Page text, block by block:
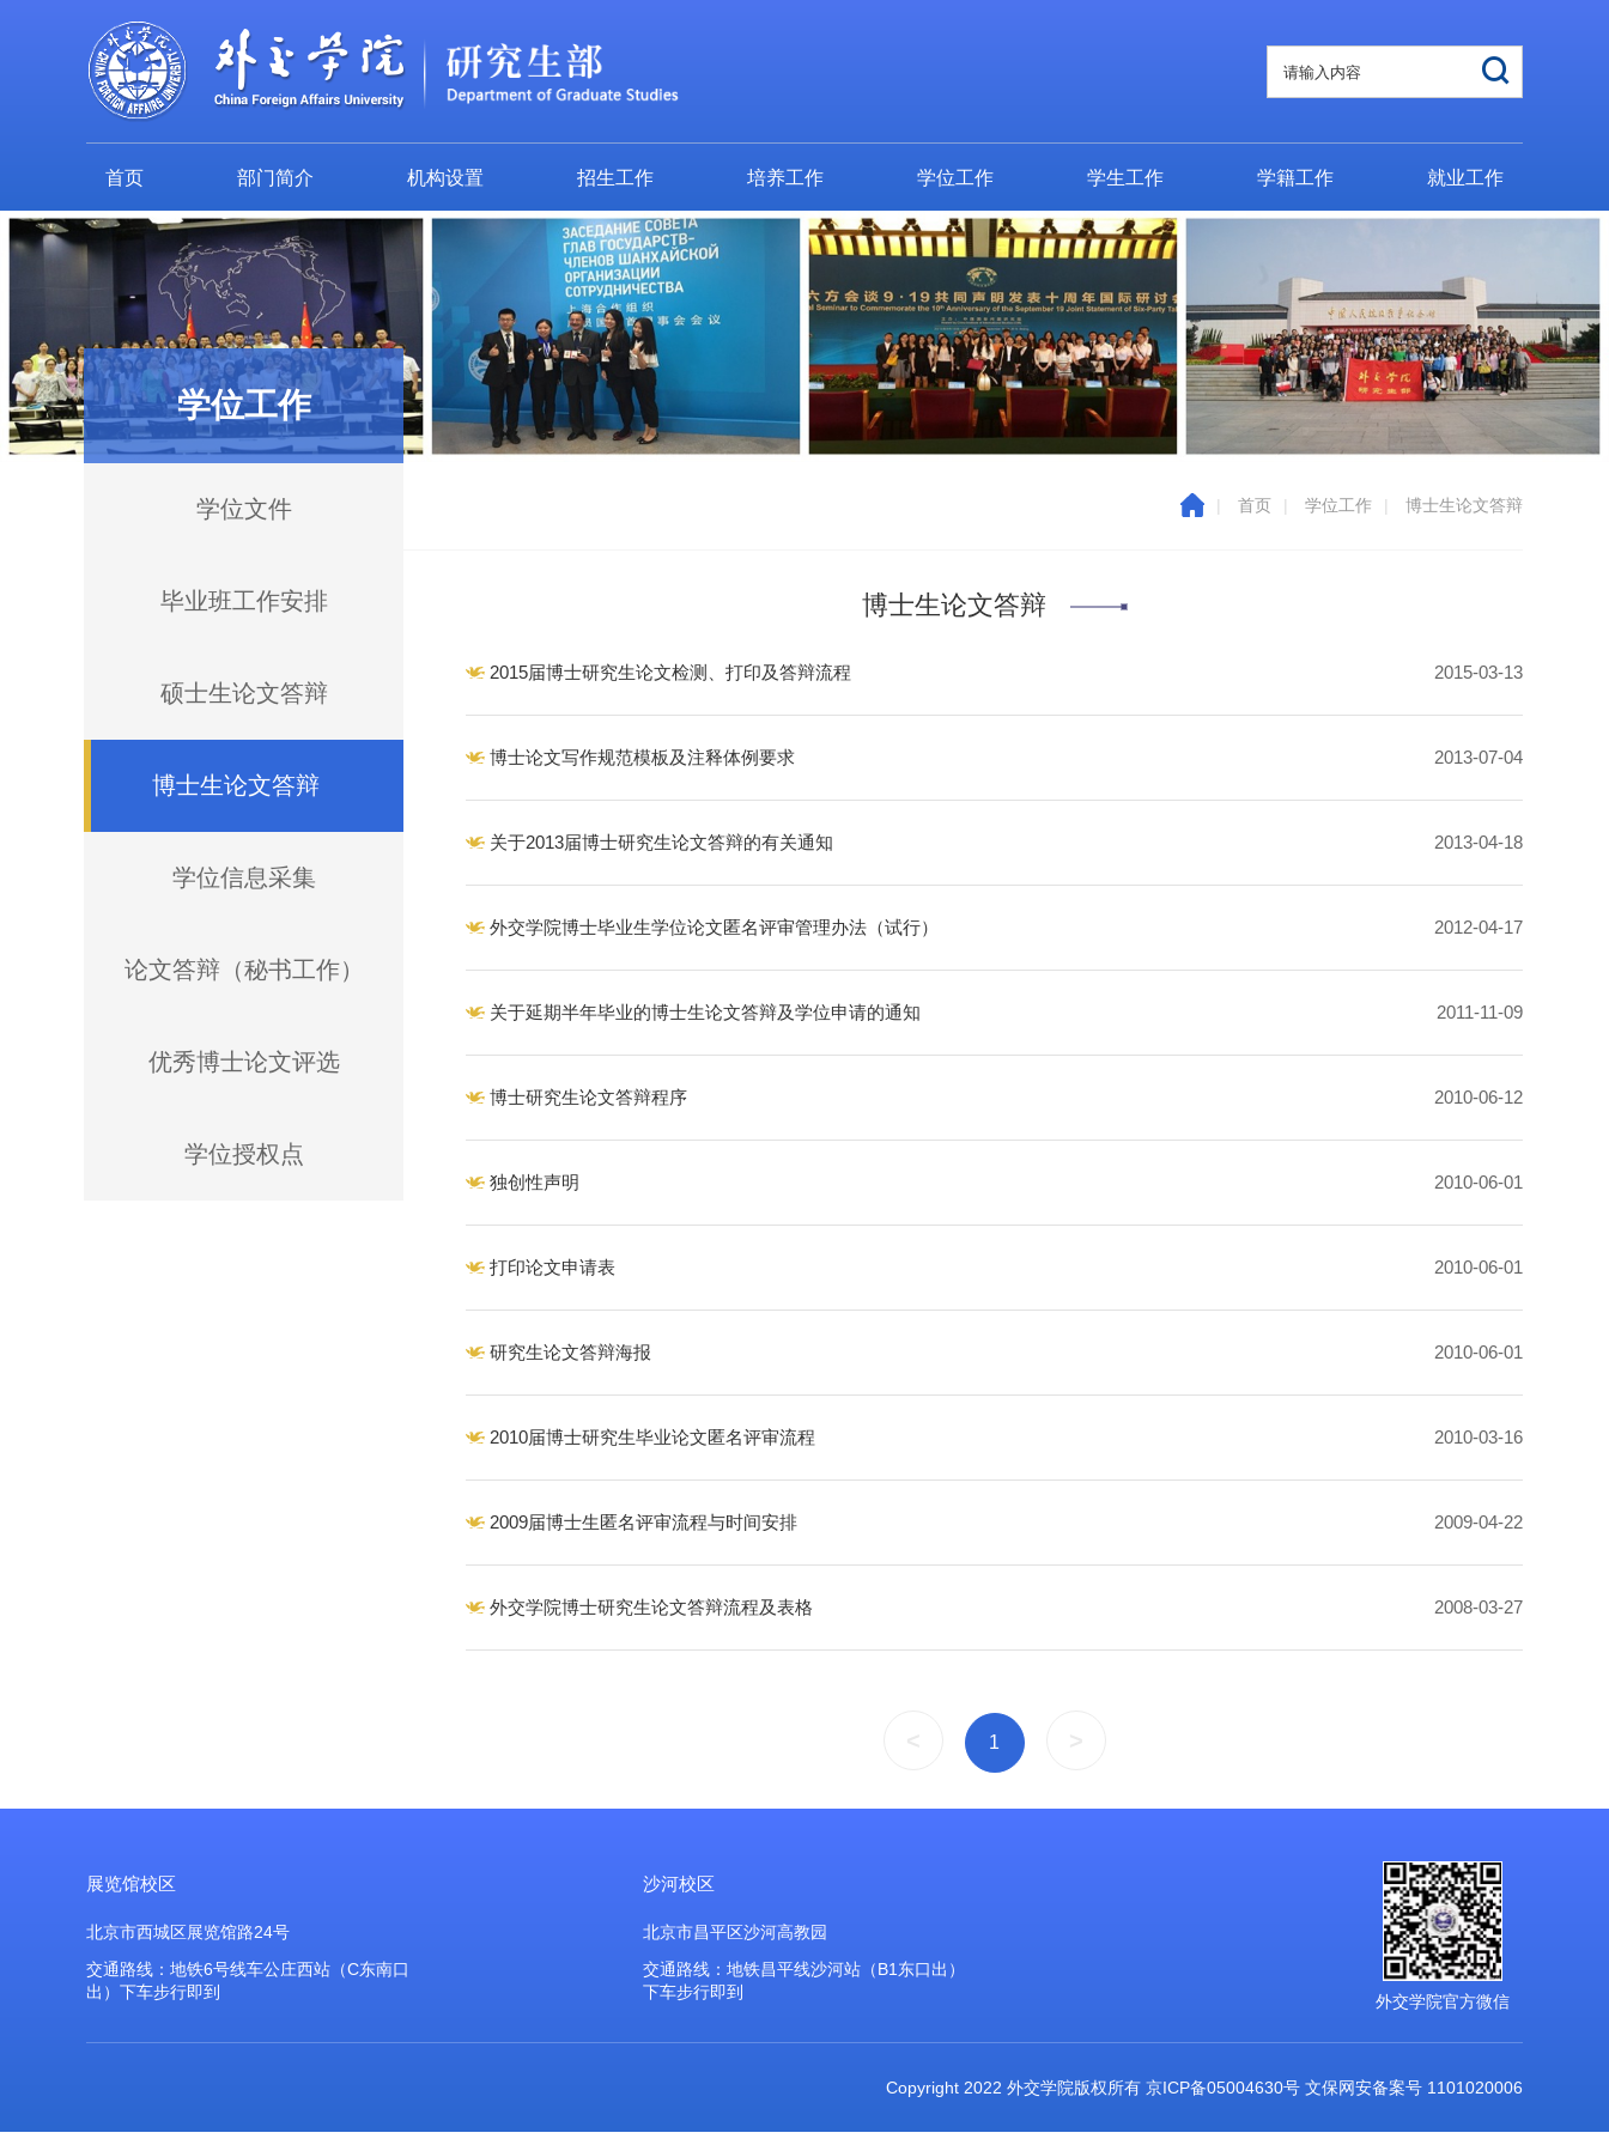
首页 部门简介 机构设置 招生工作 培养工作 学位工作 学生工作 学籍工作 就业工作
| 首页 | 学位工作 | 博士生论文答辩
学位工作
学位文件
毕业班工作安排
硕士生论文答辩
博士生论文答辩
学位信息采集
论文答辩（秘书工作）
优秀博士论文评选
学位授权点
博士生论文答辩
2015-03-13
2015届博士研究生论文检测、打印及答辩流程
2013-07-04
博士论文写作规范模板及注释体例要求
2013-04-18
关于2013届博士研究生论文答辩的有关通知
2012-04-17
外交学院博士毕业生学位论文匿名评审管理办法（试行）
2011-11-09
关于延期半年毕业的博士生论文答辩及学位申请的通知
2010-06-12
博士研究生论文答辩程序
2010-06-01
独创性声明
2010-06-01
打印论文申请表
2010-06-01
研究生论文答辩海报
2010-03-16
2010届博士研究生毕业论文匿名评审流程
2009-04-22
2009届博士生匿名评审流程与时间安排
2008-03-27
外交学院博士研究生论文答辩流程及表格
1
展览馆校区
北京市西城区展览馆路24号
交通路线：地铁6号线车公庄西站（C东南口
出）下车步行即到
沙河校区
北京市昌平区沙河高教园
交通路线：地铁昌平线沙河站（B1东口出）
下车步行即到
外交学院官方微信
Copyright 2022 外交学院版权所有 京ICP备05004630号 文保网安备案号 1101020006